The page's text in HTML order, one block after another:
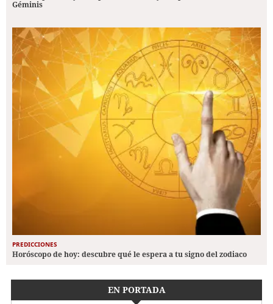
Géminis
PREDICCIONES
Horóscopo de hoy: descubre qué le espera a tu signo del zodiaco
EN PORTADA